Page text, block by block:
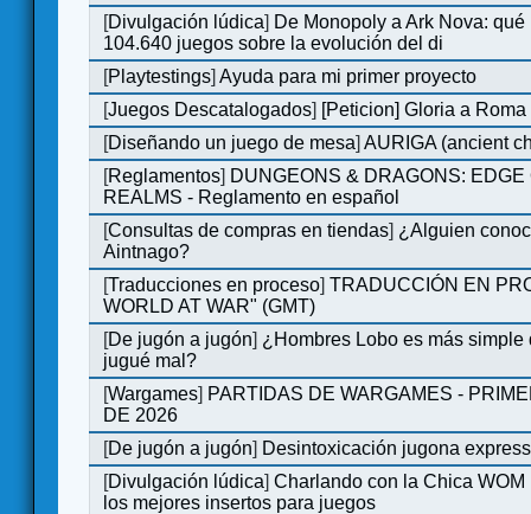
[Divulgación lúdica] De Monopoly a Ark Nova:
104.640 juegos sobre la evolución del di
[Playtestings]Ayuda para mi primer proyecto
[Juegos Descatalogados] [Peticion] Gloria a Roma
[Diseñando un juego de mesa]AURIGA (ancient
[Reglamentos] DUNGEONS & DRAGONS: EDGE
REALMS - Reglamento en español
[Consultas de compras en tiendas] ¿Alguien
Aintnago?
[Traducciones en proceso]TRADUCCIÓN EN
WORLD AT WAR" (GMT)
[De jugón a jugón] ¿Hombres Lobo es más simple
jugué mal?
[Wargames] PARTIDAS DE WARGAMES -
DE 2026
[De jugón a jugón] Desintoxicación jugona express
[Divulgación lúdica]Charlando con la Chica WOM
los mejores insertos para juegos